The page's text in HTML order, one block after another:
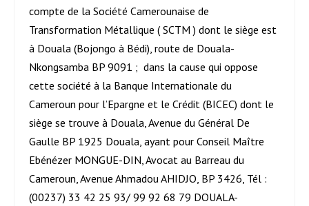
compte de la Société Camerounaise de
Transformation Métallique ( SCTM ) dont le siège est
à Douala (Bojongo à Bédi), route de Douala-
Nkongsamba BP 9091 ; dans la cause qui oppose
cette société à la Banque Internationale du
Cameroun pour l’Epargne et le Crédit (BICEC) dont le
siège se trouve à Douala, Avenue du Général De
Gaulle BP 1925 Douala, ayant pour Conseil Maître
Ebénézer MONGUE-DIN, Avocat au Barreau du
Cameroun, Avenue Ahmadou AHIDJO, BP 3426, Tél :
(00237) 33 42 25 93/ 99 92 68 79 DOUALA-